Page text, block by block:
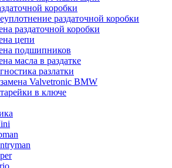
коробки
раздаточной коробки
раздаточной коробки
цепи
подшипников
масла в раздатке
разлатки
Valvetronic BMW
в ключе